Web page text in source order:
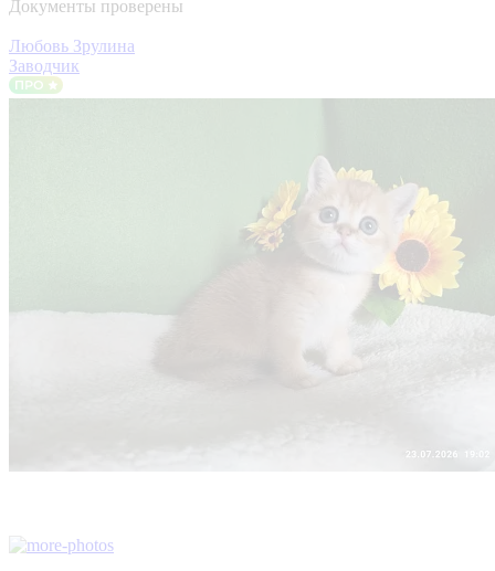
Документы проверены
Любовь Зрулина
Заводчик